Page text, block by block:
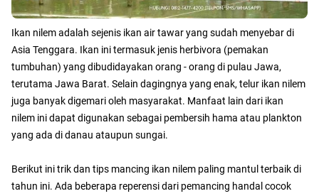
Ikan nilem adalah sejenis ikan air tawar yang sudah menyebar di
Asia Tenggara. Ikan ini termasuk jenis herbivora (pemakan
tumbuhan) yang dibudidayakan orang - orang di pulau Jawa,
terutama Jawa Barat. Selain dagingnya yang enak, telur ikan nilem
juga banyak digemari oleh masyarakat. Manfaat lain dari ikan
nilem ini dapat digunakan sebagai pembersih hama atau plankton
yang ada di danau ataupun sungai.
Berikut ini trik dan tips mancing ikan nilem paling mantul terbaik di
tahun ini. Ada beberapa reperensi dari pemancing handal cocok